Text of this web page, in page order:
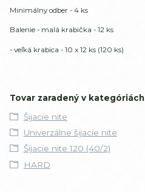
Minimálny odber - 4 ks
Balenie - malá krabička - 12 ks
- veľká krabica - 10 x 12 ks (120 ks)
Tovar zaradený v kategóriách
Šijacie nite
Univerzálne šijacie nite
Šijacie nite 120 (40/2)
HARD